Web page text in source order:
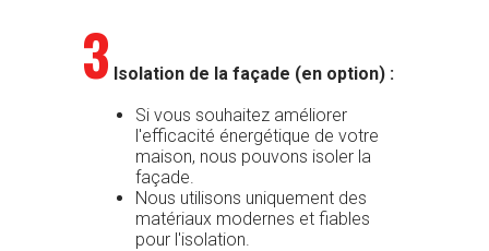
Isolation de la façade (en option) :
Si vous souhaitez améliorer
l'efficacité énergétique de votre
maison, nous pouvons isoler la
façade.
Nous utilisons uniquement des
matériaux modernes et fiables
pour l'isolation.
3